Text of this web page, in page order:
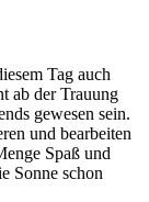
Tag auch
ab der Trauung
gewesen sein.
und bearbeiten
Spaß und
Sonne schon